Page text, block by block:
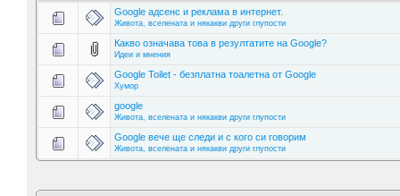
Google адсенс и реклама в интернет.
Живота, вселената и някакви други глупости
Какво означава това в резултатите на Google?
Идеи и мнения
Google Toilet - безплатна тоалетна от Google
Хумор
google
Живота, вселената и някакви други глупости
Google вече ще следи и с кого си говорим
Живота, вселената и някакви други глупости